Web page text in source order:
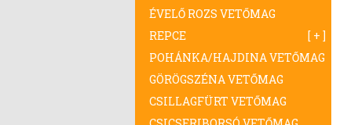
ÉVELŐ ROZS VETŐMAG
REPCE
POHÁNKA/HAJDINA VETŐMAG
GÖRÖGSZÉNA VETŐMAG
CSILLAGFÜRT VETŐMAG